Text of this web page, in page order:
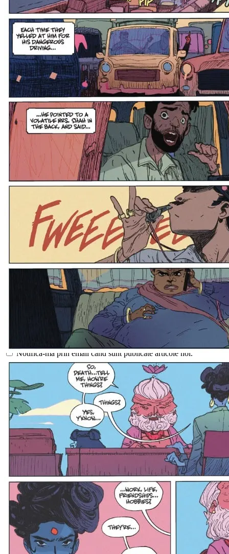
Boom StudiosBourdeautChabbertDe CanevaLehmanLouMaurel
FacebookTwitterPinterestThreadsBluesky Email
Eduard Pandele
Scrie un comentariu
Save my name, email, and website in this browser for the next
time I comment.
Notifică-mă prin email când sunt publicate alte comentarii.
Notifică-mă prin email când sunt publicate articole noi.
* Prin utilizarea acestui formular, sunteți de acord cu stocarea și
gestionarea datelor dvs. de către acest site web.
Acest site folosește Akismet pentru a reduce spamul.Află cum sunt
procesate datele comentariilor tale